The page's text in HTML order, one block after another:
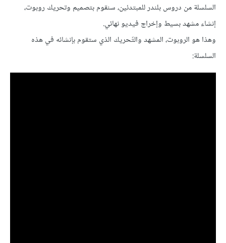
السلسلة من دروس بلندر للمبتدئين، سنقوم بتصميم وتحريك روبوت،
إنشاء مشهد بسيط وإخراج فيديو نهائي.
وهذا هو الروبوت، المشهد والتّحريك الذي ستقوم بإنشائه في هذه
السلسلة: